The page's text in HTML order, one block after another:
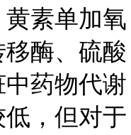
素单加氧
酶、硫酸
药物代谢
，但对于